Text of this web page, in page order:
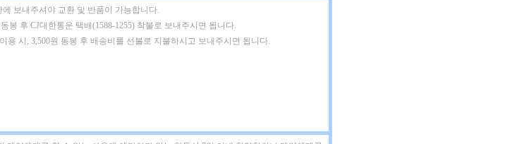
보내주셔야 교환 및 반품이 가능합니다.
봉 후 CJ대한통운 택배(1588-1255) 착불로 보내주시면 됩니다.
용 시, 3,500원 동봉 후 배송비를 선불로 지불하시고 보내주시면 됩니다.